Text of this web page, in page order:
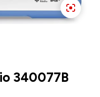
340077B